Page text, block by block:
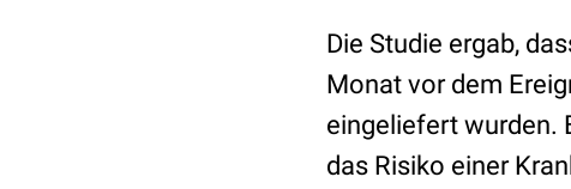
Die Studie ergab,
Monat vor dem
eingeliefert wurden.
das Risiko einer